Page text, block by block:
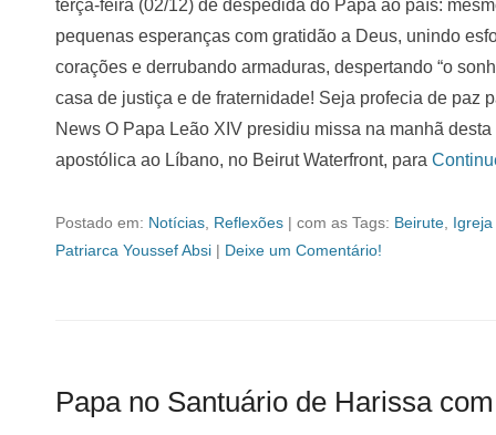
terça-feira (02/12) de despedida do Papa ao país:
pequenas esperanças com gratidão a Deus, unindo
corações e derrubando armaduras, despertando “o
casa de justiça e de fraternidade! Seja profecia de paz
News O Papa Leão XIV presidiu missa na manhã
apostólica ao Líbano, no Beirut Waterfront, para
Postado em: Notícias Reflexões | com as Tags: Beirute
Patriarca Youssef Absi | Deixe um Comentário!
Papa no Santuário de Harissa